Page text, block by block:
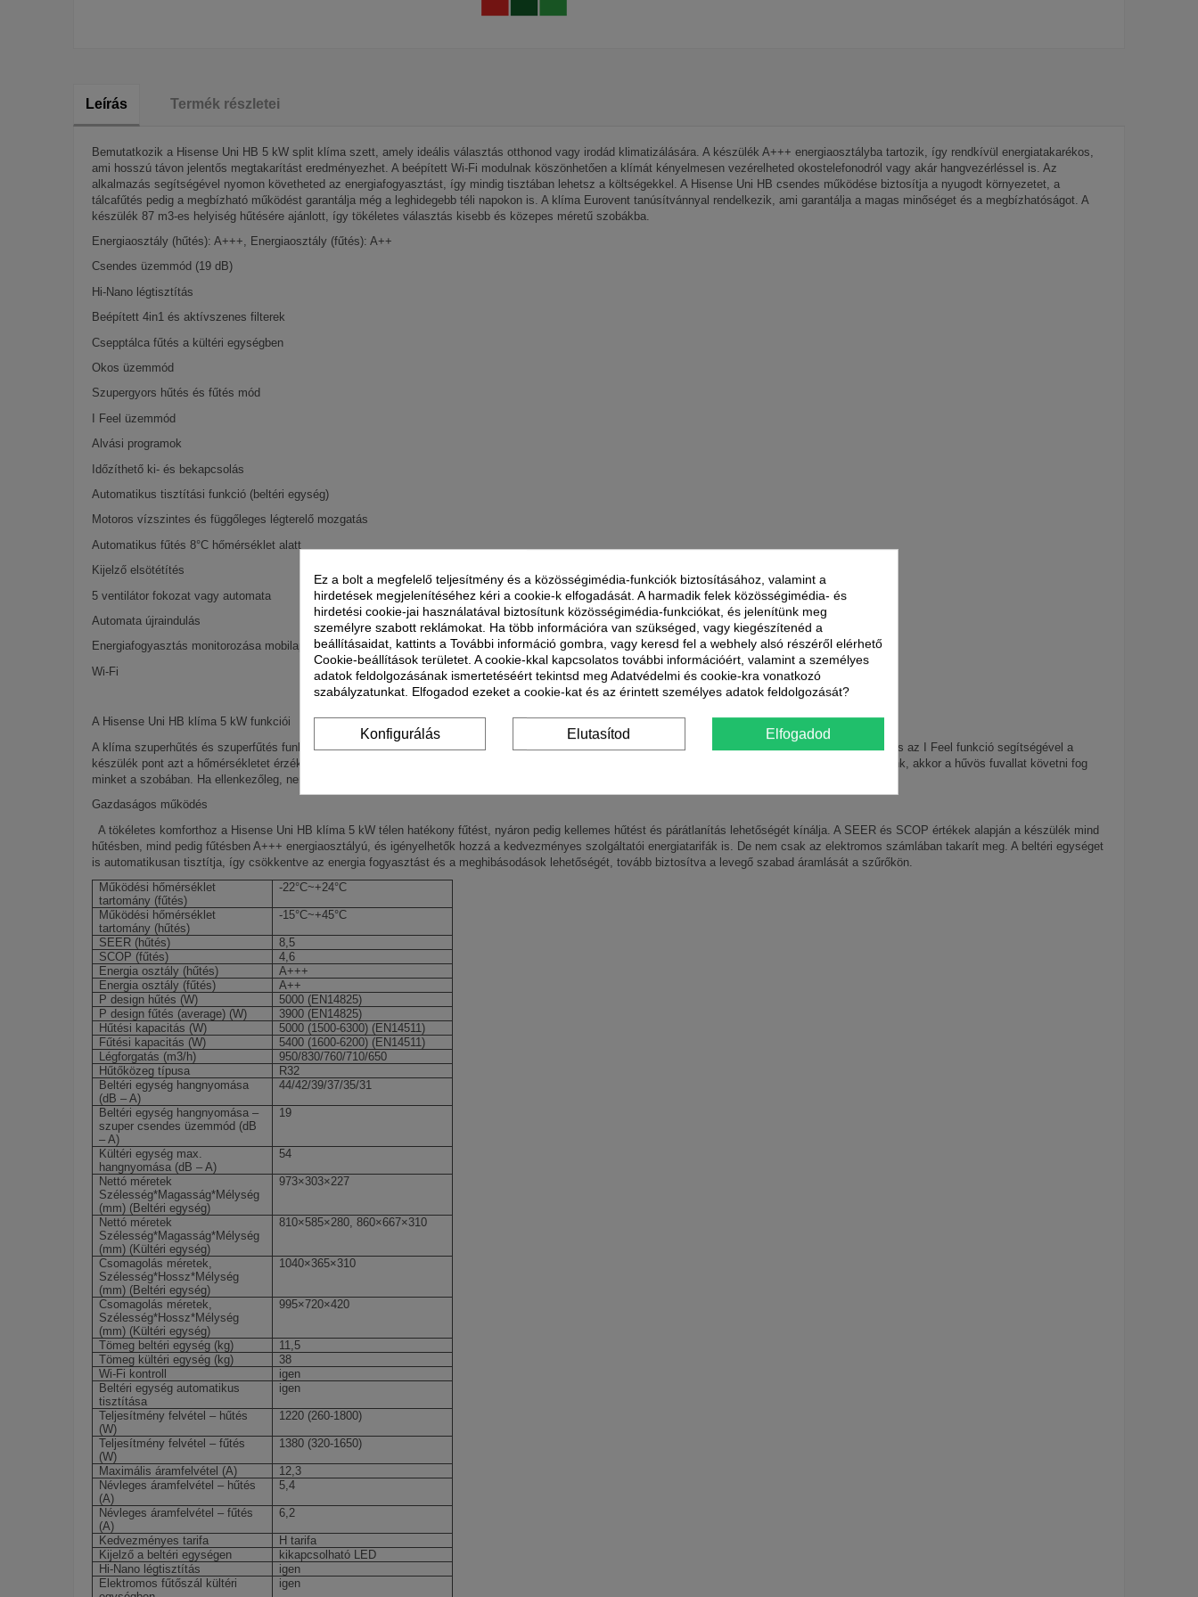
Leírás Termék részletei
Bemutatkozik a Hisense Uni HB 5 kW split klíma szett, amely ideális választás otthonod vagy irodád klimatizálására. A készülék A+++ energiaosztályba tartozik, így rendkívül energiatakarékos,
ami hosszú távon jelentős megtakarítást eredményezhet. A beépített Wi-Fi modulnak köszönhetően a klímát kényelmesen vezérelheted okostelefonodról vagy akár hangvezérléssel is. Az
alkalmazás segítségével nyomon követheted az energiafogyasztást, így mindig tisztában lehetsz a költségekkel. A Hisense Uni HB csendes működése biztosítja a nyugodt környezetet, a
tálcafűtés pedig a megbízható működést garantálja még a leghidegebb téli napokon is. A klíma Eurovent tanúsítvánnyal rendelkezik, ami garantálja a magas minőséget és a megbízhatóságot. A
készülék 87 m3-es helyiség hűtésére ajánlott, így tökéletes választás kisebb és közepes méretű szobákba.
Energiaosztály (hűtés): A+++, Energiaosztály (fűtés): A++
Csendes üzemmód (19 dB)
Hi-Nano légtisztítás
Beépített 4in1 és aktívszenes filterek
Csepptálca fűtés a kültéri egységben
Okos üzemmód
Szupergyors hűtés és fűtés mód
I Feel üzemmód
Alvási programok
Időzíthető ki- és bekapcsolás
Automatikus tisztítási funkció (beltéri egység)
Motoros vízszintes és függőleges légterelő mozgatás
Automatikus fűtés 8°C hőmérséklet alatt
Kijelző elsötétítés
5 ventilátor fokozat vagy automata
Automata újraindulás
Energiafogyasztás monitorozása mobilapplikációból
Wi-Fi
A Hisense Uni HB klíma 5 kW funkciói
A klíma szuperhűtés és szuperfűtés funkciókkal is rendelkezik a helyiség gyors lehűtéséhez vagy fűtéséhez. A távirányítóba épített hőmérséklet szenzor és az I Feel funkció segítségével a
készülék pont azt a hőmérsékletet érzékeli, amit a szobában tartózkodó személy. A beépített hőszenzor igazodik személyes igényeinkhez is! Ha szeretnénk, akkor a hűvös fuvallat követni fog
minket a szobában. Ha ellenkezőleg, nem szeretnénk, hogy a légáram minket érjen, a szoba másik irányába tereli azt az érzékelő igényünk szerint.
Gazdaságos működés
A tökéletes komforthoz a Hisense Uni HB klíma 5 kW télen hatékony fűtést, nyáron pedig kellemes hűtést és párátlanítás lehetőségét kínálja. A SEER és SCOP értékek alapján a készülék mind
hűtésben, mind pedig fűtésben A+++ energiaosztályú, és igényelhetők hozzá a kedvezményes szolgáltatói energiatarifák is. De nem csak az elektromos számlában takarít meg. A beltéri egységet
is automatikusan tisztítja, így csökkentve az energia fogyasztást és a meghibásodások lehetőségét, tovább biztosítva a levegő szabad áramlását a szűrőkön.
Működési hőmérséklet
tartomány (fűtés)
-22°C~+24°C
Működési hőmérséklet
tartomány (hűtés)
-15°C~+45°C
SEER (hűtés)
8,5
SCOP (fűtés)
4,6
Energia osztály (hűtés)
A+++
Energia osztály (fűtés)
A++
P design hűtés (W)
5000 (EN14825)
P design fűtés (average) (W)
3900 (EN14825)
Hűtési kapacitás (W)
5000 (1500-6300) (EN14511)
Fűtési kapacitás (W)
5400 (1600-6200) (EN14511)
Légforgatás (m3/h)
950/830/760/710/650
Hűtőközeg típusa
R32
Beltéri egység hangnyomása
(dB – A)
44/42/39/37/35/31
Beltéri egység hangnyomása –
szuper csendes üzemmód (dB
– A)
19
Kültéri egység max.
hangnyomása (dB – A)
54
Nettó méretek
Szélesség*Magasság*Mélység
(mm) (Beltéri egység)
973×303×227
Nettó méretek
Szélesség*Magasság*Mélység
(mm) (Kültéri egység)
810×585×280, 860×667×310
Csomagolás méretek,
Szélesség*Hossz*Mélység
(mm) (Beltéri egység)
1040×365×310
Csomagolás méretek,
Szélesség*Hossz*Mélység
(mm) (Kültéri egység)
995×720×420
Tömeg beltéri egység (kg)
11,5
Tömeg kültéri egység (kg)
38
Wi-Fi kontroll
igen
Beltéri egység automatikus
tisztítása
igen
Teljesítmény felvétel – hűtés
(W)
1220 (260-1800)
Teljesítmény felvétel – fűtés
(W)
1380 (320-1650)
Maximális áramfelvétel (A)
12,3
Névleges áramfelvétel – hűtés
(A)
5,4
Névleges áramfelvétel – fűtés
(A)
6,2
Kedvezményes tarifa
H tarifa
Kijelző a beltéri egységen
kikapcsolható LED
Hi-Nano légtisztítás
igen
Elektromos fűtőszál kültéri
igen
Ez a bolt a megfelelő teljesítmény és a közösségimédia-funkciók biztosításához, valamint a
hirdetések megjelenítéséhez kéri a cookie-k elfogadását. A harmadik felek közösségimédia- és
hirdetési cookie-jai használatával biztosítunk közösségimédia-funkciókat, és jelenítünk meg
személyre szabott reklámokat. Ha több információra van szükséged, vagy kiegészítenéd a
beállításaidat, kattints a További információ gombra, vagy keresd fel a webhely alsó részéről elérhető
Cookie-beállítások területet. A cookie-kkal kapcsolatos további információért, valamint a személyes
adatok feldolgozásának ismertetéséért tekintsd meg Adatvédelmi és cookie-kra vonatkozó
szabályzatunkat. Elfogadod ezeket a cookie-kat és az érintett személyes adatok feldolgozását?
Konfigurálás Elutasítod Elfogadod